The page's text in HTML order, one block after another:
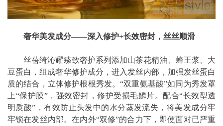
奢华美发成分——深入修护+长效密封，丝丝顺滑
丝蓓绮沁耀臻致奢护系列添加山茶花精油、蜂王浆、大
豆蛋白，组成奢华修护成分，进入发丝内部，加强发丝蛋白
质的结合，立体修护根根秀发。“双重氨基酸”如同为秀发罩
上“保护膜”，强效密封，修护受损毛鳞片。配合“长效型透
明质酸”，有效防止头发中的水分蒸发流失，将美发成分牢
牢锁在发丝内部。在内外“双修”的合力下，即使面对已严重